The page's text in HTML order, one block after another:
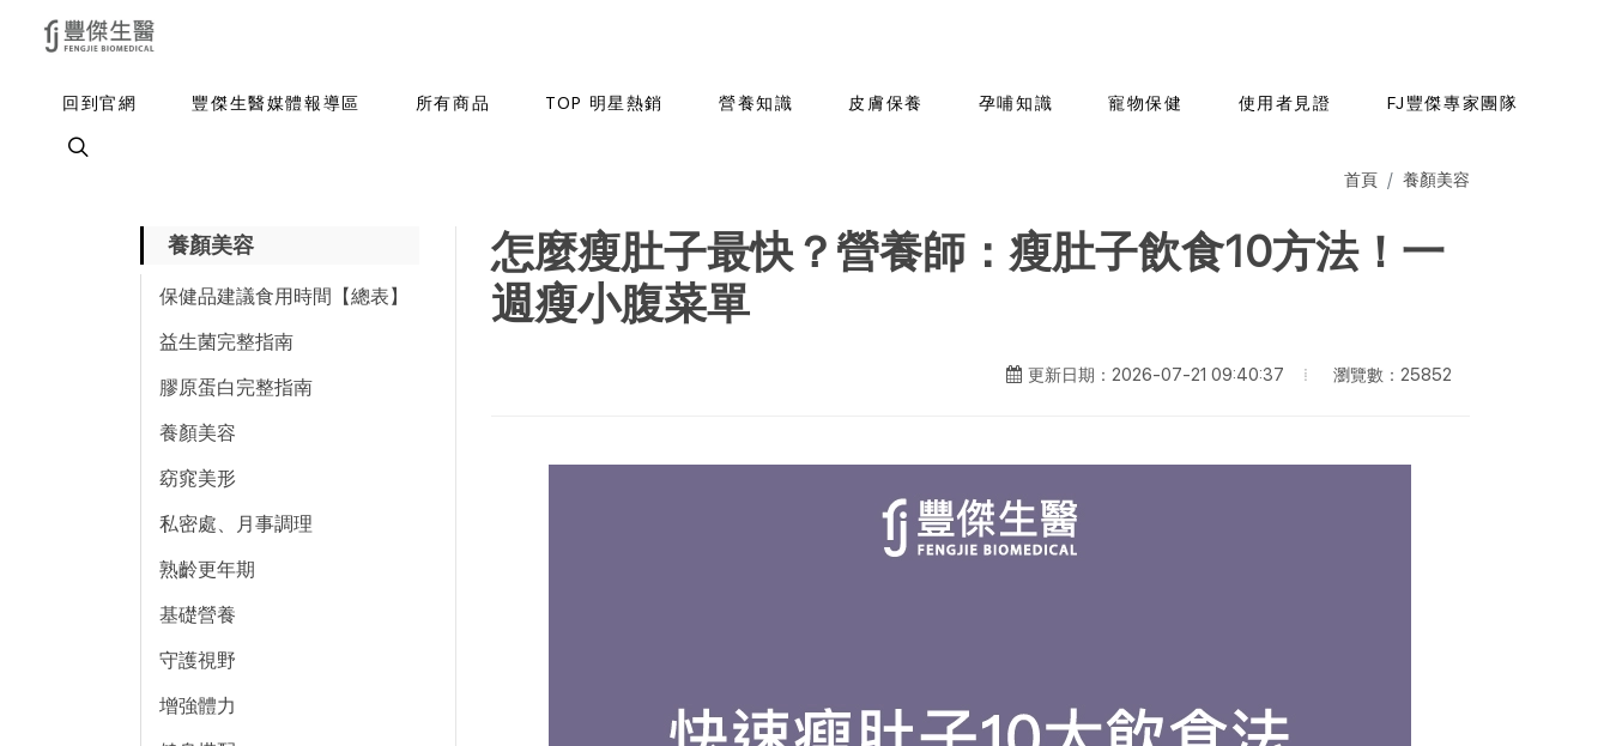
回到官網 豐傑生醫媒體報導區 所有商品 TOP 明星熱銷 營養知識 皮膚保養 孕哺知識 寵物保健 使用者見證 FJ豐傑專家團隊
首頁 養顏美容
養顏美容
保健品建議食用時間【總表】
益生菌完整指南
膠原蛋白完整指南
養顏美容
窈窕美形
私密處、月事調理
熟齡更年期
基礎營養
守護視野
增強體力
怎麼瘦肚子最快？營養師：瘦肚子飲食10方法！一
週瘦小腹菜單
更新日期：2026-07-21 09:40:37 瀏覽數：25852